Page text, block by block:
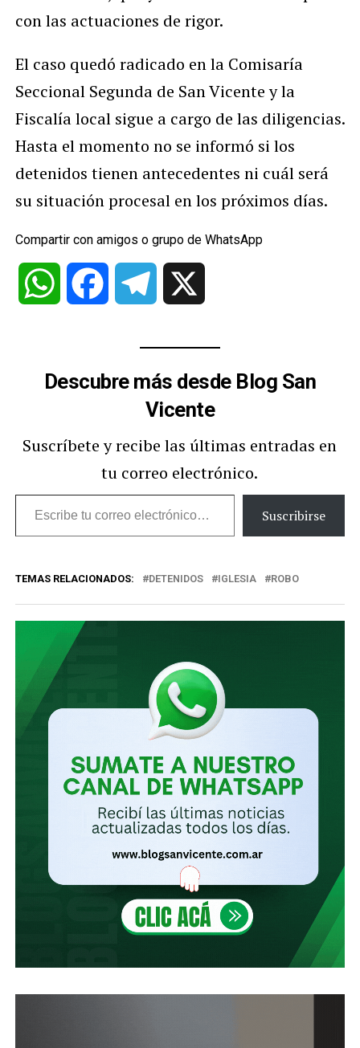
con las actuaciones de rigor.
El caso quedó radicado en la Comisaría
Seccional Segunda de San Vicente y la
Fiscalía local sigue a cargo de las diligencias.
Hasta el momento no se informó si los
detenidos tienen antecedentes ni cuál será
su situación procesal en los próximos días.
Compartir con amigos o grupo de WhatsApp
WhatsApp Facebook Telegram
Descubre más desde Blog San
Vicente
Suscríbete y recibe las últimas entradas en
tu correo electrónico.
Escribe
tu
electrónico…
Suscribirse
TEMAS RELACIONADOS: DETENIDOS IGLESIA ROBO